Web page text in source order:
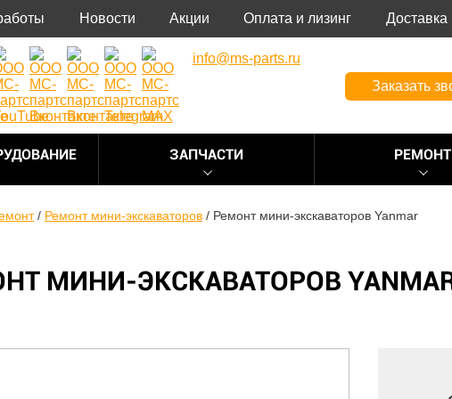
Новости Акции Оплата и лизинг Доставка
info@ms-parts.ru
Заказать
ЗАПЧАСТИ РЕМОНТ
/ Ремонт мини-экскаваторов / Ремонт мини-экскаваторов Yanmar
МИНИ-ЭКСКАВАТОРОВ